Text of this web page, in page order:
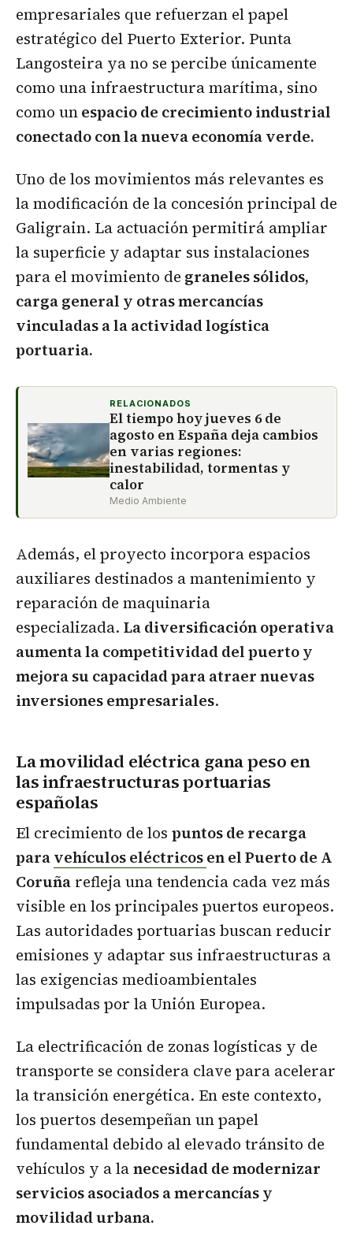
empresariales que refuerzan el papel
estratégico del Puerto Exterior. Punta
Langosteira ya no se percibe únicamente
como una infraestructura marítima, sino
como unespacio de crecimiento industrial
conectado con la nueva economía verde.
Uno de los movimientos más relevantes es
la modificación de la concesión principal de
Galigrain. La actuación permitirá ampliar
la superficie y adaptar sus instalaciones
para el movimiento de graneles sólidos,
carga general y otras mercancías
vinculadas a la actividad logística
portuaria.
RELACIONADOS
El tiempo hoy jueves 6 de
agosto en España deja cambios
en varias regiones:
inestabilidad, tormentas y
calor
Medio Ambiente
Además, el proyecto incorpora espacios
auxiliares destinados a mantenimiento y
reparación de maquinaria
especializada. La diversificación operativa
aumenta la competitividad del puerto y
mejora su capacidad para atraer nuevas
inversiones empresariales.
La movilidad eléctrica gana peso en
las infraestructuras portuarias
españolas
El crecimiento de los puntos de recarga
paravehículos eléctricosen el Puerto de A
Coruña refleja una tendencia cada vez más
visible en los principales puertos europeos.
Las autoridades portuarias buscan reducir
emisiones y adaptar sus infraestructuras a
las exigencias medioambientales
impulsadas por la Unión Europea.
La electrificación de zonas logísticas y de
transporte se considera clave para acelerar
la transición energética. En este contexto,
los puertos desempeñan un papel
fundamental debido al elevado tránsito de
vehículos y a lanecesidad de modernizar
servicios asociados a mercancías y
movilidad urbana.